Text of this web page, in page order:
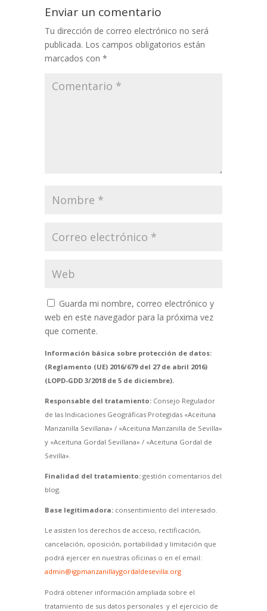
Enviar un comentario
Tu dirección de correo electrónico no será
publicada. Los campos obligatorios están
marcados con *
Guarda mi nombre, correo electrónico y
web en este navegador para la próxima vez
que comente.
Información básica sobre protección de datos:
(Reglamento (UE) 2016/679 del 27 de abril 2016)
(LOPD-GDD 3/2018 de 5 de diciembre).
Responsable del tratamiento:Consejo Regulador
de las Indicaciones Geográficas Protegidas «Aceituna
Manzanilla Sevillana» / «Aceituna Manzanilla de Sevilla»
y «Aceituna Gordal Sevillana» / «Aceituna Gordal de
Sevilla».
Finalidad del tratamiento:gestión comentarios del
blog.
Base legitimadora:consentimiento del interesado.
Le asisten los derechos de acceso, rectificación,
cancelación, oposición, portabilidad y limitación que
podrá ejercer en nuestras oficinas o en el email:
admin@igpmanzanillaygordaldesevilla.org
Podrá obtener información ampliada sobre el
tratamiento de sus datos personales y el ejercicio de